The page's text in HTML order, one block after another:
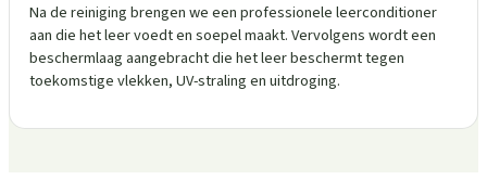
Na de reiniging brengen we een professionele leerconditioner
aan die het leer voedt en soepel maakt. Vervolgens wordt een
beschermlaag aangebracht die het leer beschermt tegen
toekomstige vlekken, UV-straling en uitdroging.